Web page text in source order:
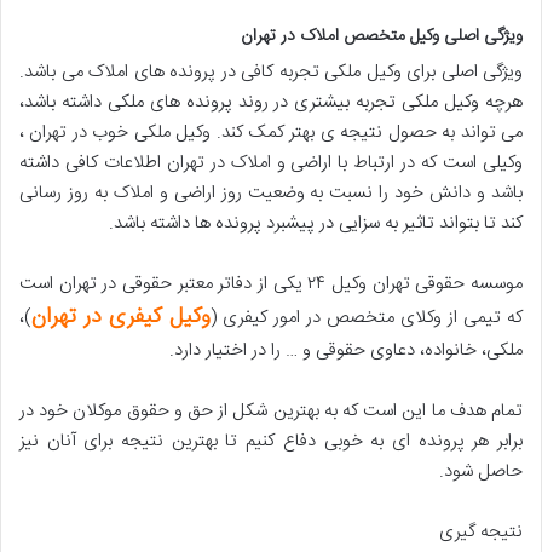
ويژگی اصلی وکیل متخصص املاک در تهران
ویژگی اصلی برای وکیل ملکی تجربه کافی در پرونده های املاک می باشد.
هرچه وکیل ملکی تجربه بیشتری در روند پرونده های ملکی داشته باشد،
می تواند به حصول نتیجه ی بهتر کمک کند. وکیل ملکی خوب در تهران ،
وکیلی است که در ارتباط با اراضی و املاک در تهران اطلاعات کافی داشته
باشد و دانش خود را نسبت به وضعیت روز اراضی و املاک به روز رسانی
کند تا بتواند تاثیر به سزایی در پیشبرد پرونده ها داشته باشد.
موسسه حقوقی تهران وکیل ۲۴ یکی از دفاتر معتبر حقوقی در تهران است
که تیمی از وکلای متخصص در امور کیفری (وکیل کیفری در تهران)،
ملکی، خانواده، دعاوی حقوقی و … را در اختیار دارد.
تمام هدف ما این است که به بهترین شکل از حق و حقوق موکلان خود در
برابر هر پرونده ای به خوبی دفاع کنیم تا بهترین نتیجه برای آنان نیز
حاصل شود.
نتیجه گیری